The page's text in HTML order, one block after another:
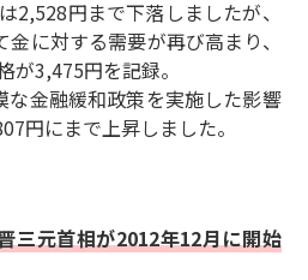
2,528円まで下落しましたが、
に対する需要が再び高まり、
が3,475円を記録。
な金融緩和政策を実施した影響
円にまで上昇しました。
三元首相が2012年12月に開始